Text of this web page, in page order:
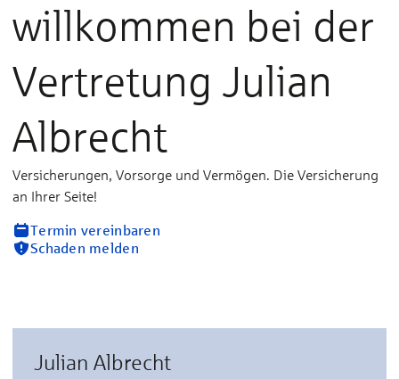
willkommen bei der
Vertretung Julian
Albrecht
Versicherungen, Vorsorge und Vermögen. Die Versicherung
an Ihrer Seite!
Termin vereinbaren
Schaden melden
Julian Albrecht